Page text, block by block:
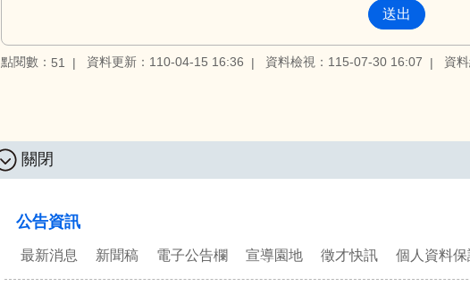
點閱數： 51 資料更新：110-04-15 16:36 資料檢視：115-07-30 16:07 資
關閉
公告資訊
最新消息 新聞稿 電子公告欄 宣導園地 徵才快訊 個人資料保